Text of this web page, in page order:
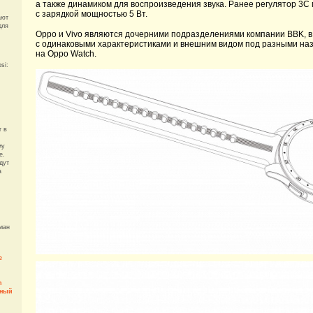
в
а также динамиком для воспроизведения звука. Ранее регулятор
с зарядкой мощностью 5 Вт.
Oppo и Vivo являются дочерними подразделениями компании BBK,
с одинаковыми характеристиками и внешним видом под разными
на Oppo Watch.